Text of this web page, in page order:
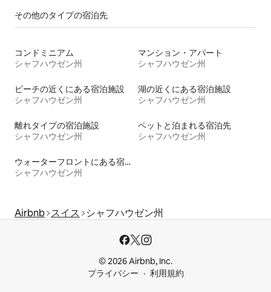
その他のタ⁠イ⁠プ⁠の宿⁠泊⁠先
コンドミニアム
シャフハウゼン州
マンション・アパート
シャフハウゼン州
ビーチの近くにある宿泊施設
シャフハウゼン州
湖の近くにある宿泊施設
シャフハウゼン州
離れタイプの宿泊施設
シャフハウゼン州
ペットと泊まれる宿泊先
シャフハウゼン州
ウォーターフロントにある宿泊施設
シャフハウゼン州
Airbnb スイス シャフハウゼン州
© 2026 Airbnb, Inc.
プライバシー
利用規約